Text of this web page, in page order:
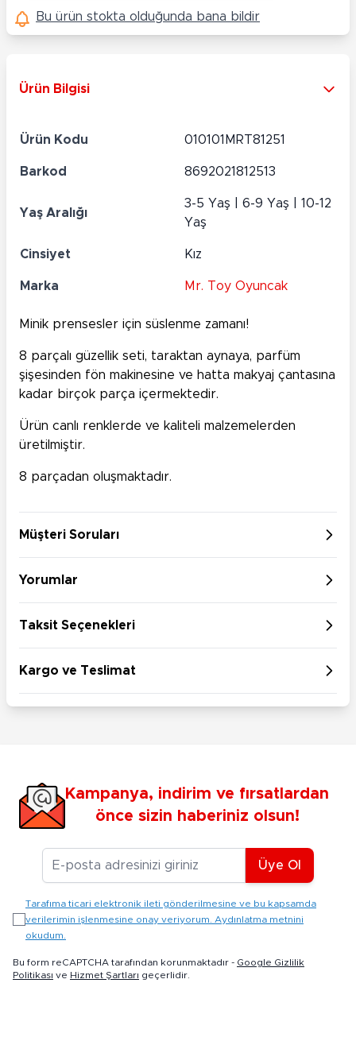
Bu ürün stokta olduğunda bana bildir
Ürün Bilgisi
Ürün Kodu 010101MRT81251
Barkod 8692021812513
Yaş Aralığı
3-5 Yaş | 6-9 Yaş | 10-12
Yaş
Cinsiyet Kız
Marka Mr. Toy Oyuncak
Minik prensesler için süslenme zamanı!
8 parçalı güzellik seti, taraktan aynaya, parfüm
şişesinden fön makinesine ve hatta makyaj çantasına
kadar birçok parça içermektedir.
Ürün canlı renklerde ve kaliteli malzemelerden
üretilmiştir.
8 parçadan oluşmaktadır.
Müşteri Soruları
Yorumlar
Taksit Seçenekleri
Kargo ve Teslimat
Kampanya, indirim ve fırsatlardan
önce sizin haberiniz olsun!
E-posta Adresiniz
Üye Ol
Tarafıma ticari elektronik ileti gönderilmesine ve bu kapsamda
verilerimin işlenmesine onay veriyorum. Aydınlatma metnini
okudum.
Bu form reCAPTCHA tarafından korunmaktadır - Google Gizlilik
Politikası ve Hizmet Şartları geçerlidir.